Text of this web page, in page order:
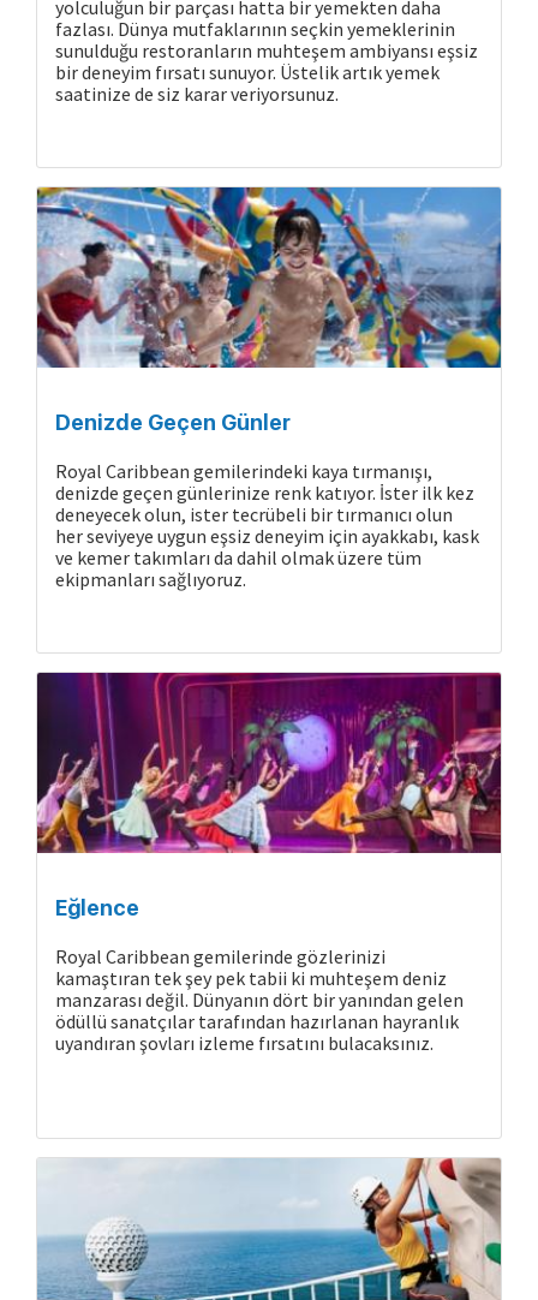
yolculuğun bir parçası hatta bir yemekten daha
fazlası. Dünya mutfaklarının seçkin yemeklerinin
sunulduğu restoranların muhteşem ambiyansı eşsiz
bir deneyim fırsatı sunuyor. Üstelik artık yemek
saatinize de siz karar veriyorsunuz.
Denizde Geçen Günler
Royal Caribbean gemilerindeki kaya tırmanışı,
denizde geçen günlerinize renk katıyor. İster ilk kez
deneyecek olun, ister tecrübeli bir tırmanıcı olun
her seviyeye uygun eşsiz deneyim için ayakkabı, kask
ve kemer takımları da dahil olmak üzere tüm
ekipmanları sağlıyoruz.
Eğlence
Royal Caribbean gemilerinde gözlerinizi
kamaştıran tek şey pek tabii ki muhteşem deniz
manzarası değil. Dünyanın dört bir yanından gelen
ödüllü sanatçılar tarafından hazırlanan hayranlık
uyandıran şovları izleme fırsatını bulacaksınız.